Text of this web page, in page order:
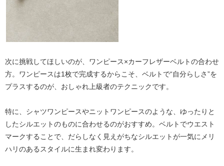
次に挑戦してほしいのが、 ワンピース×カーフレザーベルトの合わせ
方。ワンピースは1枚で完成するからこそ、ベルトで“自分らしさ”を
プラスするのが、おしゃれ上級者のテクニックです。
特に、 シャツワンピースやニットワンピースのような、ゆったりと
したシルエットのものに合わせるのがおすすめ。ベルトでウエスト
マークすることで、 だらしなく見えがちなシルエットが一気にメリ
ハリのあるスタイルに生まれ変わります。